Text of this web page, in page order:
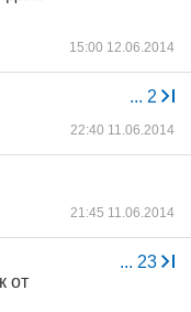
15:00 12.06.2014
... 2
22:40 11.06.2014
21:45 11.06.2014
... 23
от